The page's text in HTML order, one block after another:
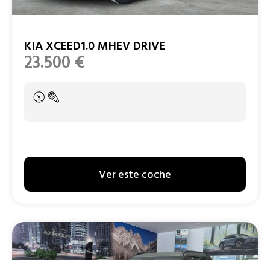
KIA XCEED1.0 MHEV DRIVE
23.500 €
Ver este coche